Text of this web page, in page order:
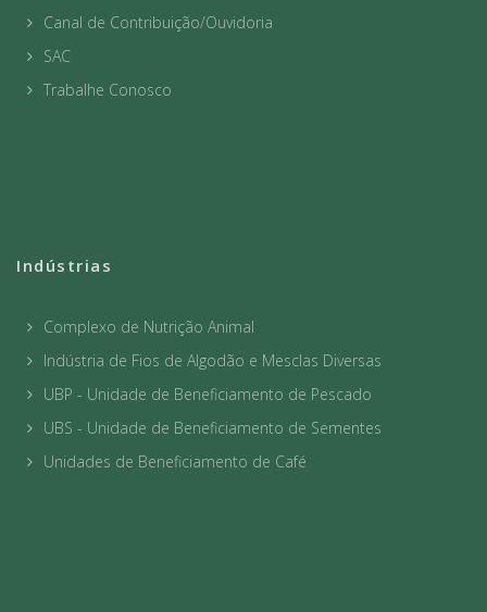
Canal de Contribuição/Ouvidoria
SAC
Trabalhe Conosco
Indústrias
Complexo de Nutrição Animal
Indústria de Fios de Algodão e Mesclas Diversas
UBP - Unidade de Beneficiamento de Pescado
UBS - Unidade de Beneficiamento de Sementes
Unidades de Beneficiamento de Café